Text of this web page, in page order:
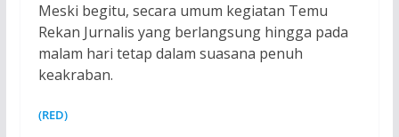
Meski begitu, secara umum kegiatan Temu
Rekan Jurnalis yang berlangsung hingga pada
malam hari tetap dalam suasana penuh
keakraban.
(RED)